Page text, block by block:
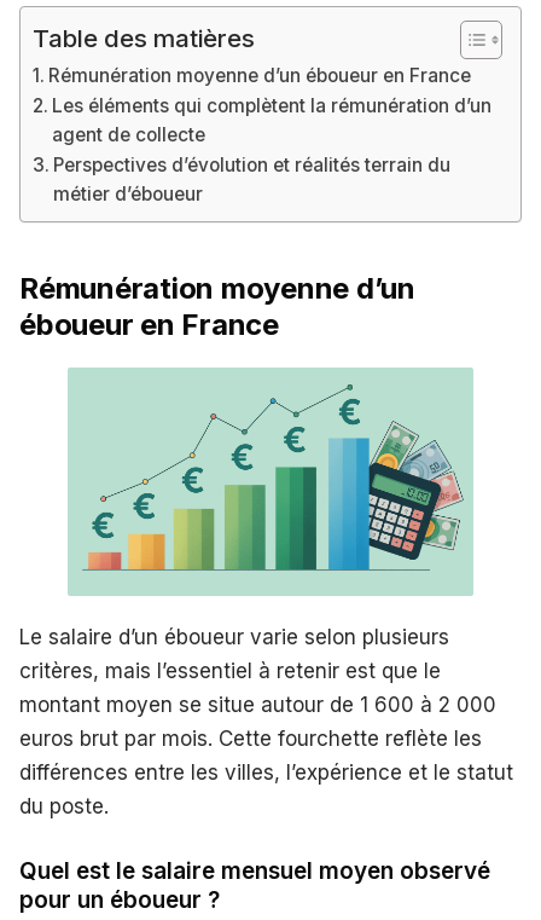
Table des matières
Rémunération moyenne d’un éboueur en France
Les éléments qui complètent la rémunération d’un
agent de collecte
Perspectives d’évolution et réalités terrain du
métier d’éboueur
Rémunération moyenne d’un
éboueur en France
Le salaire d’un éboueur varie selon plusieurs
critères, mais l’essentiel à retenir est que le
montant moyen se situe autour de 1 600 à 2 000
euros brut par mois. Cette fourchette reflète les
différences entre les villes, l’expérience et le statut
du poste.
Quel est le salaire mensuel moyen observé
pour un éboueur ?